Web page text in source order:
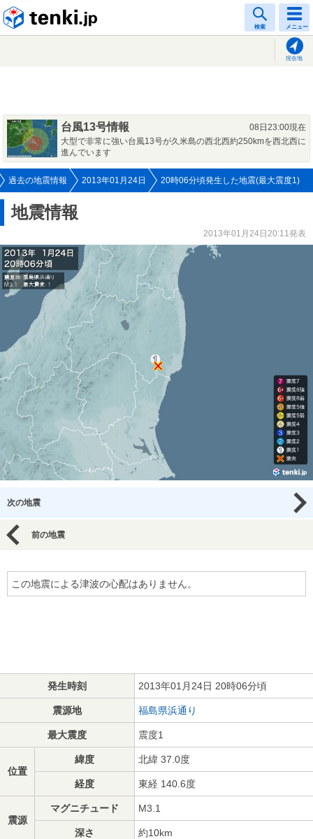
検索 メニュー
現在地
台風13号情報
08日23:00現在
大型で非常に強い台風13号が久米島の西北西約250kmを西北西に
進んでいます
過去の地震情報 2013年01月24日 20時06分頃発生した地震(最大震度1)
地震情報
2013年01月24日20:11発表
次の地震
前の地震
この地震による津波の心配はありません。
発生時刻 2013年01月24日 20時06分頃
震源地 福島県浜通り
最大震度 震度1
位置
緯度 北緯 37.0度
経度 東経 140.6度
震源
マグニチュード M3.1
深さ 約10km